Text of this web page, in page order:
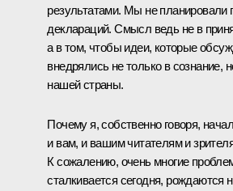
результатами. Мы не планировали
деклараций. Смысл ведь не в
а в том, чтобы идеи, которые
внедрялись не только в сознание,
нашей страны.
Почему я, собственно говоря,
и вам, и вашим читателям и
К сожалению, очень многие
сталкивается сегодня, рождаются